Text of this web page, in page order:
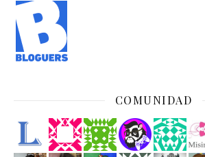
COMUNIDAD